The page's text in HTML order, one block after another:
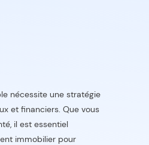
nécessite une stratégie
et financiers. Que vous
il est essentiel
immobilier pour